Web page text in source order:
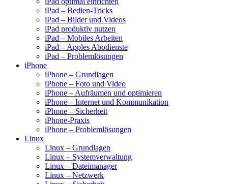
iPad – Bedien-Tricks
iPad – Bilder und Videos
iPad produktiv nutzen
iPad – Mobiles Arbeiten
iPad – Apples Abodienste
iPad – Problemlösungen
iPhone
iPhone – Grundlagen
iPhone – Foto und Video
iPhone – Aufräumen und optimieren
iPhone – Internet und Kommunikation
iPhone – Sicherheit
iPhone-Praxis
iPhone – Problemlösungen
Linux
Linux – Grundlagen
Linux – Systemverwaltung
Linux – Dateimanager
Linux – Netzwerk